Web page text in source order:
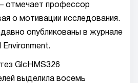
отмечает профессор
о мотивации исследования.
опубликованы в журнале
GlcHMS326
выделила восемь